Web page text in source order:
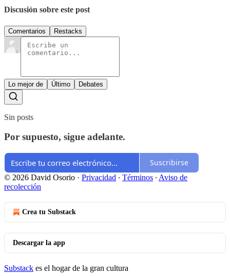
Discusión sobre este post
Comentarios Restacks
Lo mejor de Último Debates
Sin posts
Por supuesto, sigue adelante.
Suscribirse
© 2026 David Osorio · Privacidad ∙ Términos ∙ Aviso de
recolección
Crea tu Substack
Descargar la app
Substack es el hogar de la gran cultura